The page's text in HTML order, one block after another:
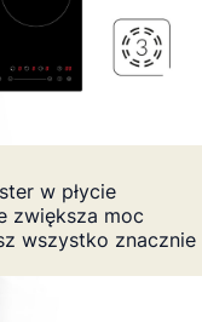
w płycie
zwiększa moc
wszystko znacznie